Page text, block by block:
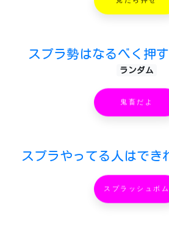
スプラ勢はなるべく押
ランダム
鬼畜だよ
スプラやってる人はでき
スプラッシュボム